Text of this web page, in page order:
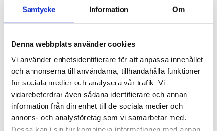
Samtycke Information Om
Denna webbplats använder cookies
Vi använder enhetsidentifierare för att anpassa innehållet
och annonserna till användarna, tillhandahålla funktioner
för sociala medier och analysera vår trafik. Vi
vidarebefordrar även sådana identifierare och annan
information från din enhet till de sociala medier och
annons- och analysföretag som vi samarbetar med.
Dessa kan i sin tur kombinera informationen med annan
körning och enkel
5 990kr